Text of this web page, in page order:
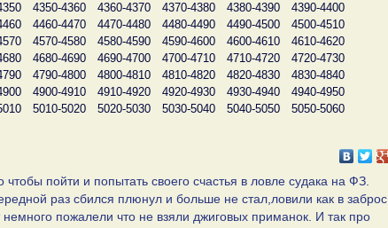
4350-4360 4360-4370 4370-4380 4380-4390
4390-4400
4460-4470 4470-4480 4480-4490 4490-4500
4500-4510
4570-4580 4580-4590 4590-4600 4600-4610
4610-4620
4680-4690 4690-4700 4700-4710 4710-4720
4720-4730
4790-4800 4800-4810 4810-4820 4820-4830
4830-4840
4900-4910 4910-4920 4920-4930 4930-4940
4940-4950
5010-5020 5020-5030 5030-5040 5040-5050 5050-5060
пойти и попытать своего счастья в ловле судака на ФЗ.
раз сбился плюнул и больше не стал,ловили как в заброс
пожалели что не взяли джиговых приманок. И так про